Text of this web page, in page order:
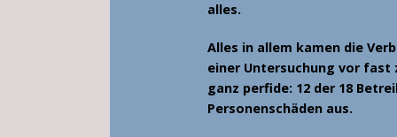
alles.
Alles in allem kamen die
einer Untersuchung vor fast
ganz perfide: 12 der 18
Personenschäden aus.